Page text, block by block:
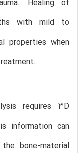
Healing of
with mild to
properties when
requires 3D
information can
bone-material